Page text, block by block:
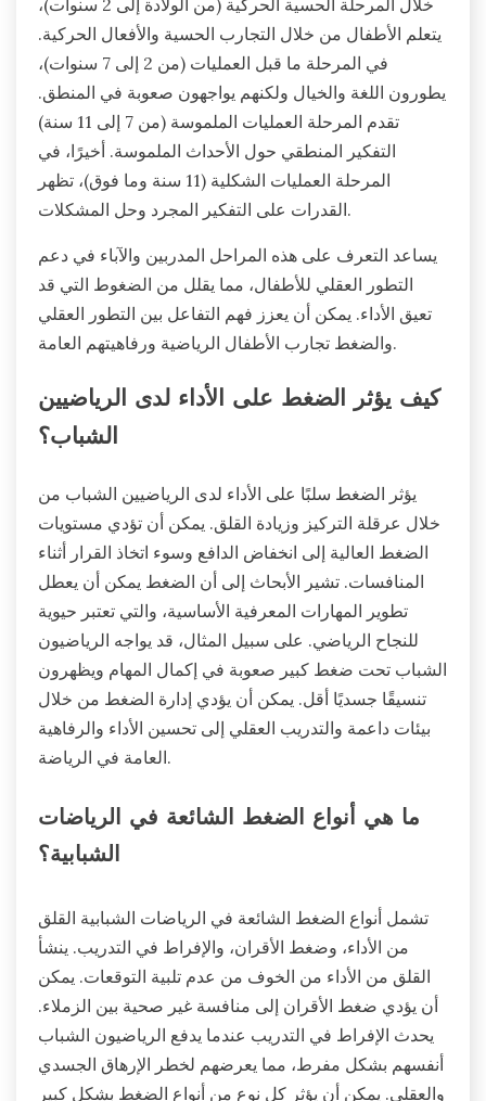
خلال المرحلة الحسية الحركية (من الولادة إلى 2 سنوات)،
يتعلم الأطفال من خلال التجارب الحسية والأفعال الحركية.
في المرحلة ما قبل العمليات (من 2 إلى 7 سنوات)،
يطورون اللغة والخيال ولكنهم يواجهون صعوبة في المنطق.
تقدم المرحلة العمليات الملموسة (من 7 إلى 11 سنة)
التفكير المنطقي حول الأحداث الملموسة. أخيرًا، في
المرحلة العمليات الشكلية (11 سنة وما فوق)، تظهر
القدرات على التفكير المجرد وحل المشكلات.
يساعد التعرف على هذه المراحل المدربين والآباء في دعم
التطور العقلي للأطفال، مما يقلل من الضغوط التي قد
تعيق الأداء. يمكن أن يعزز فهم التفاعل بين التطور العقلي
والضغط تجارب الأطفال الرياضية ورفاهيتهم العامة.
كيف يؤثر الضغط على الأداء لدى الرياضيين
الشباب؟
يؤثر الضغط سلبًا على الأداء لدى الرياضيين الشباب من
خلال عرقلة التركيز وزيادة القلق. يمكن أن تؤدي مستويات
الضغط العالية إلى انخفاض الدافع وسوء اتخاذ القرار أثناء
المنافسات. تشير الأبحاث إلى أن الضغط يمكن أن يعطل
تطوير المهارات المعرفية الأساسية، والتي تعتبر حيوية
للنجاح الرياضي. على سبيل المثال، قد يواجه الرياضيون
الشباب تحت ضغط كبير صعوبة في إكمال المهام ويظهرون
تنسيقًا جسديًا أقل. يمكن أن يؤدي إدارة الضغط من خلال
بيئات داعمة والتدريب العقلي إلى تحسين الأداء والرفاهية
العامة في الرياضة.
ما هي أنواع الضغط الشائعة في الرياضات
الشبابية؟
تشمل أنواع الضغط الشائعة في الرياضات الشبابية القلق
من الأداء، وضغط الأقران، والإفراط في التدريب. ينشأ
القلق من الأداء من الخوف من عدم تلبية التوقعات. يمكن
أن يؤدي ضغط الأقران إلى منافسة غير صحية بين الزملاء.
يحدث الإفراط في التدريب عندما يدفع الرياضيون الشباب
أنفسهم بشكل مفرط، مما يعرضهم لخطر الإرهاق الجسدي
والعقلي. يمكن أن يؤثر كل نوع من أنواع الضغط بشكل كبير